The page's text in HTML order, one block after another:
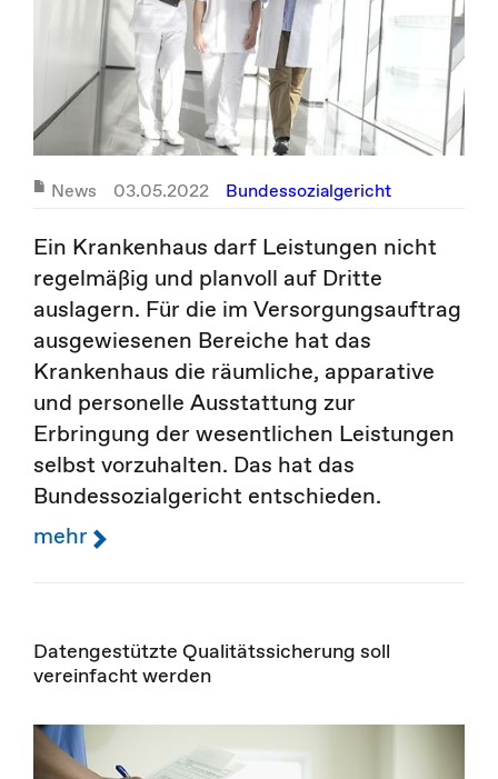
News 03.05.2022 Bundessozialgericht
Ein Krankenhaus darf Leistungen nicht
regelmäßig und planvoll auf Dritte
auslagern. Für die im Versorgungsauftrag
ausgewiesenen Bereiche hat das
Krankenhaus die räumliche, apparative
und personelle Ausstattung zur
Erbringung der wesentlichen Leistungen
selbst vorzuhalten. Das hat das
Bundessozialgericht entschieden.
mehr
Datengestützte Qualitätssicherung soll
vereinfacht werden